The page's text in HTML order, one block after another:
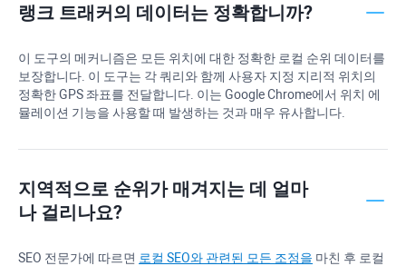
랭크 트래커의 데이터는 정확합니까?
이 도구의 메커니즘은 모든 위치에 대한 정확한 로컬 순위 데이터를
보장합니다. 이 도구는 각 쿼리와 함께 사용자 지정 지리적 위치의
정확한 GPS 좌표를 전달합니다. 이는 Google Chrome에서 위치 에
뮬레이션 기능을 사용할 때 발생하는 것과 매우 유사합니다.
지역적으로 순위가 매겨지는 데 얼마
나 걸리나요?
SEO 전문가에 따르면 로컬 SEO와 관련된 모든 조정을 마친 후 로컬